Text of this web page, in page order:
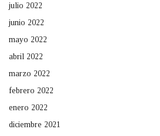
julio 2022
junio 2022
mayo 2022
abril 2022
marzo 2022
febrero 2022
enero 2022
diciembre 2021